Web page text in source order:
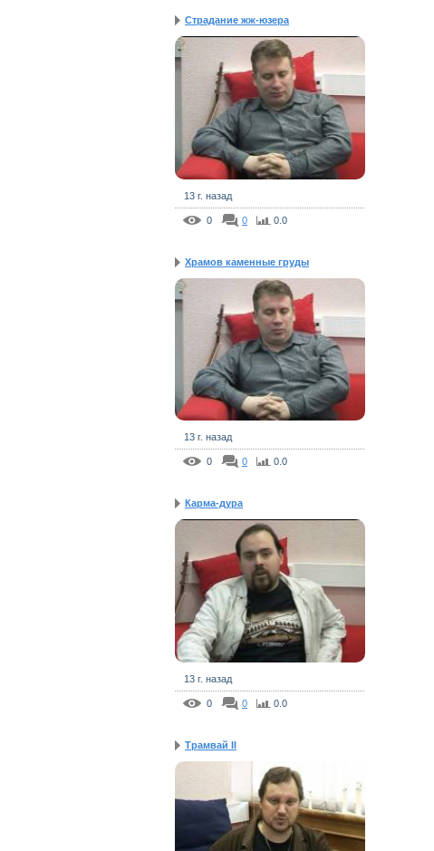
Страдание жж-юзера
13 г. назад
0 0 0.0
Храмов каменные груды
13 г. назад
0 0 0.0
Карма-дура
13 г. назад
0 0 0.0
Трамвай II